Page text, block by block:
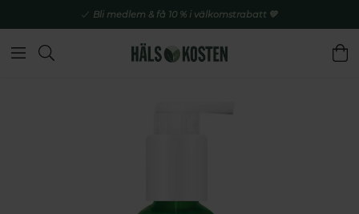
Bli medlem & få 10 % i välkomstrabatt 💚